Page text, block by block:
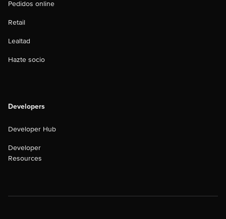
Pedidos online
Retail
Lealtad
Hazte socio
Developers
Developer Hub
Developer
Resources